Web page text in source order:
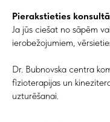
Pierakstieties
Ja jūs ciešat no sāpēm
ierobežojumiem,
Dr. Bubnovska centra
fizioterapijas un
uzturēšanai.